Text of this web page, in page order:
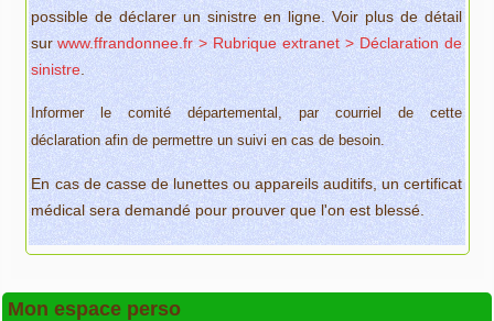
possible de déclarer un sinistre en ligne. Voir plus de détail
surwww.ffrandonnee.fr > Rubrique extranet > Déclaration de
sinistre .
Informer le comité départemental, par courriel de cette
déclarationafin de permettre un suivi en cas de besoin.
En cas de casse de lunettes ou appareils auditifs, un certificat
médical sera demandé pour prouver que l'on est blessé.
Mon espace perso